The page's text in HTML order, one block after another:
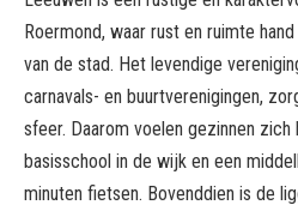
Roermond, waar rust en ruimte
van de stad. Het levendige
carnavals- en buurtverenigingen,
sfeer. Daarom voelen gezinnen zich
basisschool in de wijk en een
minuten fietsen. Bovenddien is de